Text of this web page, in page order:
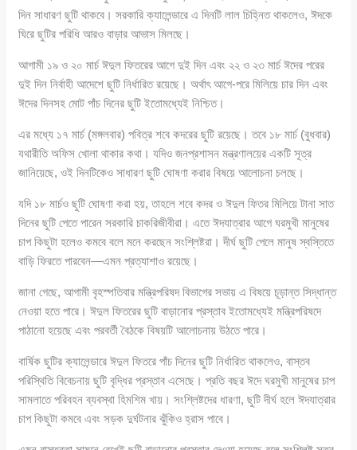
দিন সাধারণ ছুটি থাকবে। সরকারি ক্যালেন্ডারে এ দিনটি লাল চিহ্নিত থাকলেও, ঈদকে
ঘিরে ছুটির পরিধি আরও বাড়ার আভাস মিলছে।
আগামী ১৯ ও ২০ মার্চ ঈদুল ফিতরের আগে দুই দিন এবং ২২ ও ২৩ মার্চ ঈদের পরের
দুই দিন নির্বাহী আদেশে ছুটি নির্ধারিত রয়েছে। অর্থাৎ আগে-পরে মিলিয়ে চার দিন এবং
ঈদের দিনসহ মোট পাঁচ দিনের ছুটি ইতোমধ্যেই নিশ্চিত।
এর মধ্যে ১৭ মার্চ (মঙ্গলবার) পবিত্র শবে কদরের ছুটি রয়েছে। তবে ১৮ মার্চ (বুধবার)
যথারীতি অফিস খোলা থাকার কথা। যদিও জনপ্রশাসন মন্ত্রণালয়ের একটি সূত্র
জানিয়েছে, ওই দিনটিকেও সাধারণ ছুটি ঘোষণা করার বিষয়ে আলোচনা চলছে।
যদি ১৮ মার্চও ছুটি ঘোষণা করা হয়, তাহলে শবে কদর ও ঈদুল ফিতর মিলিয়ে টানা সাত
দিনের ছুটি পেতে পারেন সরকারি চাকরিজীবীরা। এতে ঈদযাত্রার আগে ঘরমুখী মানুষের
চাপ কিছুটা হলেও কমবে বলে মনে করছেন সংশ্লিষ্টরা। দীর্ঘ ছুটি পেলে মানুষ স্বস্তিতে
বাড়ি ফিরতে পারবেন—এমন প্রত্যাশাও রয়েছে।
জানা গেছে, আগামী বৃহস্পতিবার মন্ত্রিপরিষদ বিভাগের সভায় এ বিষয়ে চূড়ান্ত সিদ্ধান্ত
নেওয়া হতে পারে। ঈদুল ফিতরের ছুটি বাড়ানোর প্রস্তাব ইতোমধ্যেই মন্ত্রিপরিষদে
পাঠানো হয়েছে এবং পরবর্তী বৈঠকে বিষয়টি আলোচনায় উঠতে পারে।
বার্ষিক ছুটির ক্যালেন্ডারে ঈদুল ফিতরে পাঁচ দিনের ছুটি নির্ধারিত থাকলেও, বাস্তব
পরিস্থিতি বিবেচনায় ছুটি বৃদ্ধির প্রস্তাব এসেছে। প্রতি বছর ঈদে ঘরমুখী মানুষের চাপ
সামলাতে পরিবহন ব্যবস্থা হিমশিম খায়। সংশ্লিষ্টদের ধারণা, ছুটি দীর্ঘ হলে ঈদযাত্রার
চাপ কিছুটা কমবে এবং সড়ক দুর্ঘটনার ঝুঁকিও হ্রাস পাবে।